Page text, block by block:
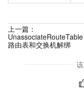
上一篇：
路由表和交换机解绑